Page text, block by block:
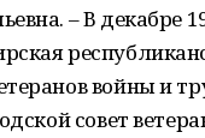
– В декабре
войны и
совет